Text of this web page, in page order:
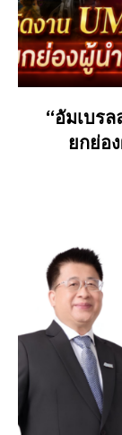
“อัมเบร
ยกย่อ